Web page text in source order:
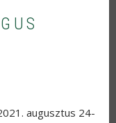
augusztus 24-